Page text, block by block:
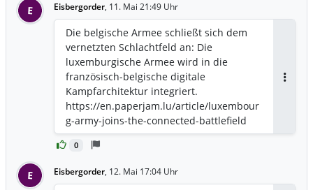
E Eisbergorder, 11. Mai 21:49 Uhr
0
Die belgische Armee schließt sich dem
vernetzten Schlachtfeld an: Die
luxemburgische Armee wird in die
französisch-belgische digitale
Kampfarchitektur integriert.
https://en.paperjam.lu/article/luxembour
g-army-joins-the-connected-battlefield
E Eisbergorder, 12. Mai 17:04 Uhr